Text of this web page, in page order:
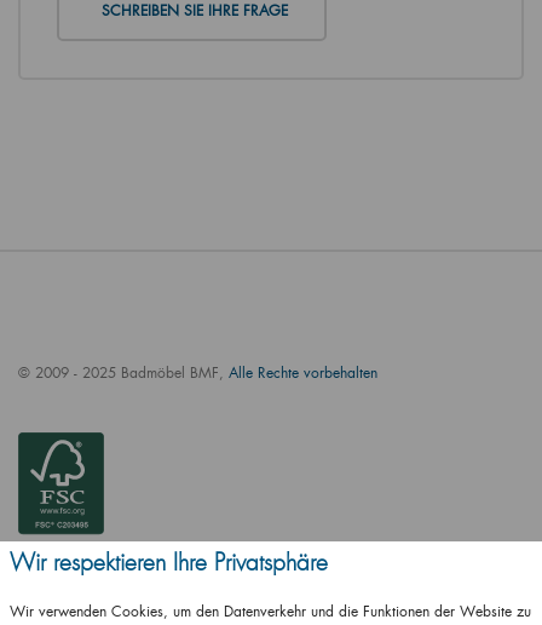
SCHREIBEN SIE IHRE FRAGE
© 2009 - 2025 Badmöbel BMF, Alle Rechte vorbehalten
Wir respektieren Ihre Privatsphäre
Wir verwenden Cookies, um den Datenverkehr und die Funktionen der Website zu